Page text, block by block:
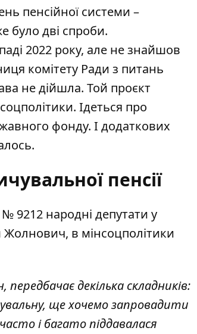
пенсійної системи –
було дві спроби.
2022 року, але не знайшов
комітету Ради з питань
не дійшла. Той проєкт
Ідеться про
фонду. І додаткових
пенсії
№ 9212 народні депутати у
Жолнович, в мінсоцполітики
декілька складників:
ще хочемо запровадити
і багато піддавалася